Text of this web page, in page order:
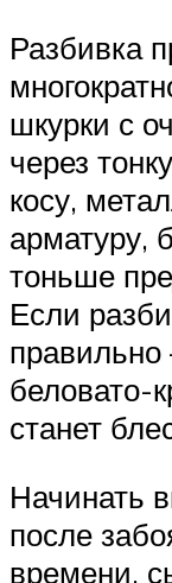
Разбивка
шкурки с
через
косу,
арматуру,
тоньше
Если
беловато-
станет
Начинать
после
времени,